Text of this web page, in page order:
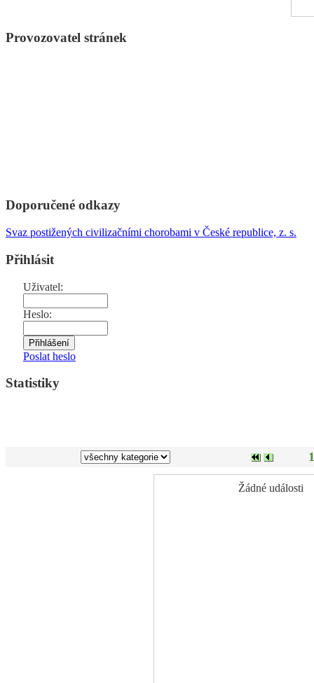
Provozovatel stránek
Doporučené odkazy
Svaz postižených civilizačními chorobami v České republice, z. s.
Přihlásit
Uživatel:
Heslo:
Poslat heslo
Statistiky
Žádné události